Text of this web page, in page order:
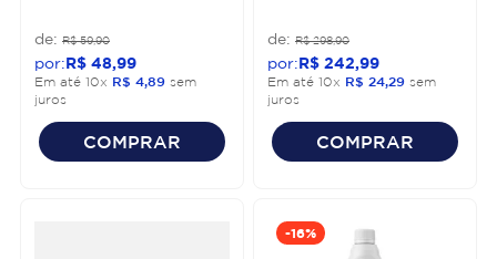
R$ 59,90
R$ 48 99
Em até 10x R$ 4,89 sem
juros
COMPRAR
R$ 298,90
R$ 242 99
Em até 10x R$ 24,29 sem
juros
COMPRAR
-16%